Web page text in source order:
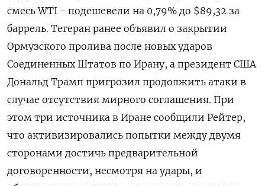
смесь WTI - подешевели на 0,79% до $89,32 ‌за
баррель. Тегеран ранее объявил о ‌закрытии
Ормузского пролива после новых ударов
Соединенных Штатов по Ирану, а президент ​США
Дональд Трамп пригрозил продолжить атаки в
случае отсутствия мирного соглашения. При
‌этом три источника в Иране сообщили Рейтер,
что активизировались попытки между ​двумя
сторонами достичь предварительной
договоренности, несмотря на удары, и